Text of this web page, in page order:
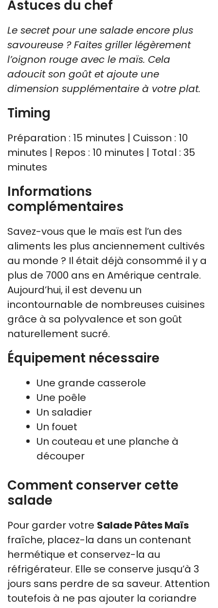
Astuces du chef
Le secret pour une salade encore plus
savoureuse ? Faites griller légèrement
l’oignon rouge avec le maïs. Cela
adoucit son goût et ajoute une
dimension supplémentaire à votre plat.
Timing
Préparation : 15 minutes | Cuisson : 10
minutes | Repos : 10 minutes | Total : 35
minutes
Informations
complémentaires
Savez-vous que le maïs est l’un des
aliments les plus anciennement cultivés
au monde ? Il était déjà consommé il y a
plus de 7000 ans en Amérique centrale.
Aujourd’hui, il est devenu un
incontournable de nombreuses cuisines
grâce à sa polyvalence et son goût
naturellement sucré.
Équipement nécessaire
Une grande casserole
Une poêle
Un saladier
Un fouet
Un couteau et une planche à
découper
Comment conserver cette
salade
Pour garder votre Salade Pâtes Maïs
fraîche, placez-la dans un contenant
hermétique et conservez-la au
réfrigérateur. Elle se conserve jusqu’à 3
jours sans perdre de sa saveur. Attention
toutefois à ne pas ajouter la coriandre